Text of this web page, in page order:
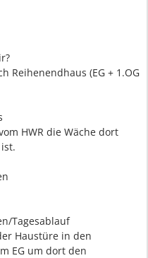
Reihenendhaus (EG + 1.OG
HWR die Wäche dort
Tagesablauf
Haustüre in den
EG um dort den